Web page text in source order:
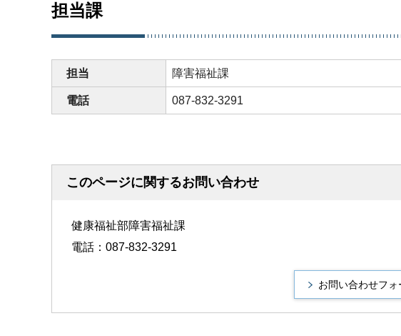
担当課
担当 障害福祉課
電話 087-832-3291
このページに関するお問い合わせ
健康福祉部障害福祉課
電話：087-832-3291